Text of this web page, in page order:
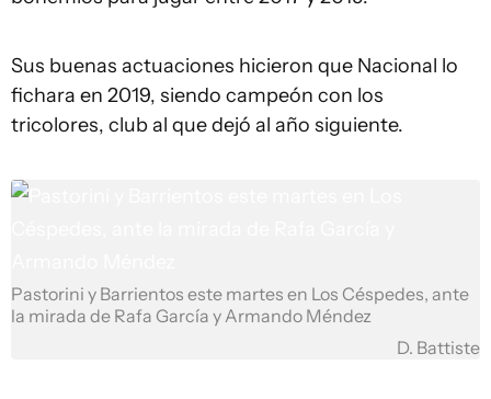
Sus buenas actuaciones hicieron que Nacional lo
fichara en 2019, siendo campeón con los
tricolores, club al que dejó al año siguiente.
Pastorini y Barrientos este martes en Los Céspedes, ante
la mirada de Rafa García y Armando Méndez
D. Battiste